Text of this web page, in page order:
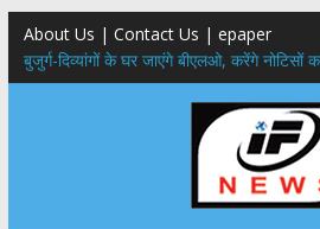
About Us | Contact Us | epaper
बुजुर्ग-दिव्यांगों के घर जाएंगे बीएलओ, करेंगे नोटिसों
24×7 अलर्ट मोड में रहें अधिकारी-मुख्य सचिव
की विस्तृत समीक्षा कहा-बंद सड़कों को शीघ्र खोला
459 करोड़ से एचएनबी गढ़वाल विश्वविद्यालय में
शिक्षा मंत्री धन सिंह रावत ने नवनियुक्त केन्द्रीय
मुख्यमंत्री से महानिदेशक एनसीसी ने की शिष्टाचार
विस्तार एवं आधुनिक आधारभूत संरचना के विकास पर